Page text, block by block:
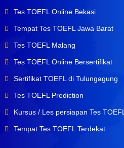
Tes TOEFL Online Bekasi
Tempat Tes TOEFL Jawa Barat
Tes TOEFL Malang
Tes TOEFL Online Bersertifikat
Sertifikat TOEFL di Tulungagung
Tes TOEFL Prediction
Kursus / Les persiapan Tes TOEFL
Tempat Tes TOEFL Terdekat